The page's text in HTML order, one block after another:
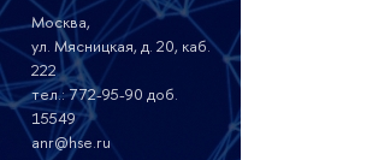
Москва,
ул. Мясницкая, д. 20, каб.
222
тел.: 772-95-90 доб.
15549
anr@hse.ru